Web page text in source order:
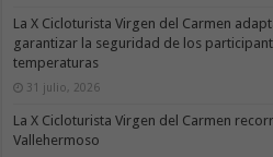
La X Cicloturista Virgen del Carmen
garantizar la seguridad de los
temperaturas
31 julio, 2026
La X Cicloturista Virgen del Carmen
Vallehermoso